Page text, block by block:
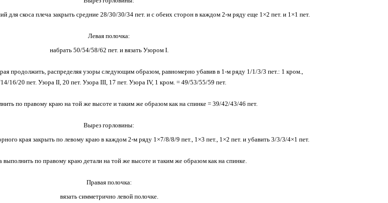
для скоса плеча закрыть средние 28/30/30/34 пет. и с обеих сторон в каждом 2-м ряду еще 1×2 пет. и 1×1 пет.
Левая полочка:
набрать 50/54/58/62 пет. и вязать Узором I.
продолжить, распределяя узоры следующим образом, равномерно убавив в 1-м ряду 1/1/3/3 пет.: 1 кром.,
16/20 пет. Узора II, 20 пет. Узора III, 17 пет. Узора IV, 1 кром. = 49/53/55/59 пет.
по правому краю на той же высоте и таким же образом как на спинке = 39/42/43/46 пет.
Вырез горловины:
края закрыть по левому краю в каждом 2-м ряду 1×7/8/8/9 пет., 1×3 пет., 1×2 пет. и убавить 3/3/3/4×1 пет.
выполнить по правому краю детали на той же высоте и таким же образом как на спинке.
Правая полочка:
вязать симметрично левой полочке.